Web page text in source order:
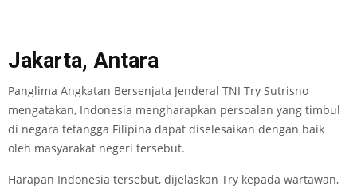
Jakarta, Antara
Panglima Angkatan Bersenjata Jenderal TNI Try Sutrisno
mengatakan, Indonesia mengharapkan persoalan yang timbul
di negara tetangga Filipina dapat diselesaikan dengan baik
oleh masyarakat negeri tersebut.
Harapan Indonesia tersebut, dijelaskan Try kepada wartawan,